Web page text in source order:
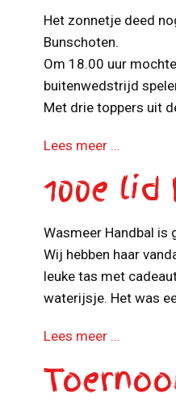
Het zonnetje deed
Bunschoten.
Om 18.00 uur
buitenwedstrijd
Met drie toppers uit
Lees meer …
100e
Wasmeer Handbal
Wij hebben haar
leuke tas met
waterijsje. Het was
Lees meer …